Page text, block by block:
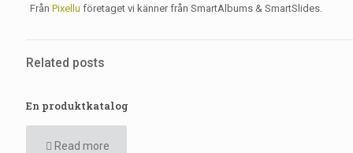
FrånPixelluföretaget vi känner från SmartAlbums & SmartSlides.
Related posts
En produktkatalog
Read more